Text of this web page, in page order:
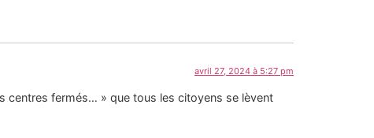
avril 27, 2024 à 5:27 pm
centres fermés… » que tous les citoyens se lèvent